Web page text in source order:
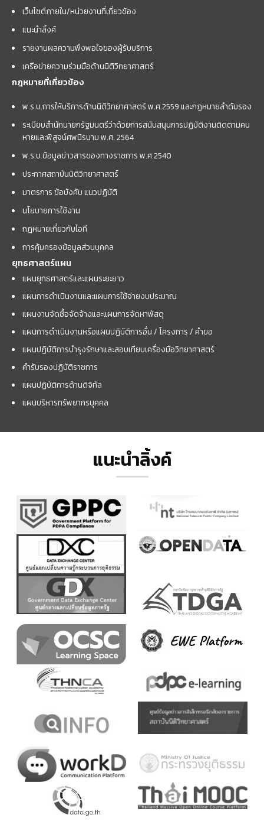
เว็บไซต์ภายใน/หน่วยงานที่เกี่ยวข้อง
แนะนำลิ้งค์
รายงานผลความพึงพอใจของผู้รับบริการ
เครือข่ายความร่วมมือด้านนิติวิทยาศาสตร์
กฎหมายที่เกี่ยวข้อง
พ.ร.บ.การให้บริการด้านนิติวิทยาศาสตร์ พ.ศ.2559 และกฏหมายลำดับรอง
ระเบียบสำนักนายกรัฐมนตรีว่าด้วยการสนับสนุนการปฏิบัติงานติดตามคน
หายและพิสูจน์ศพนิรนาม พ.ศ. 2564
พ.ร.บ.ข้อมูลข่าวสารของทางราชการ พ.ศ.2540
ประกาศสถาบันนิติวิทยาศาสตร์
มาตรการ ข้อบังคับ แนวปฏิบัติ
นโยบายการใช้งาน
กฎหมายเกี่ยวกับไอที
การคุ้มครองข้อมูลส่วนบุคคล
ยุทธศาสตร์แผน
แผนยุทธศาสตร์และแผนระยะยาว
แผนการดำเนินงานและแผนการใช้จ่ายงบประมาณ
แผนงานจัดซื้อจัดจ้างและแผนการจัดหาพัสดุ
แผนการดำเนินงานหรือแผนปฏิบัติการอื่น / โครงการ / คำขอ
แผนปฏิบัติการบำรุงรักษาและสอบเทียบเครื่องมือวิทยาศาสตร์
คำรับรองปฏิบัติราชการ
แผนปฏิบัติการด้านดิจิทัล
แผนบริหารทรัพยากรบุคคล
แนะนำลิ้งค์